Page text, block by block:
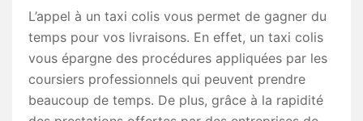
L’appel à un taxi colis vous permet de gagner du
temps pour vos livraisons. En effet, un taxi colis
vous épargne des procédures appliquées par les
coursiers professionnels qui peuvent prendre
beaucoup de temps. De plus, grâce à la rapidité